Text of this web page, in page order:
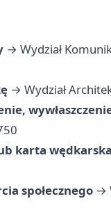
→ Wydział
→ Wydział
karta wędkarska
społecznego →